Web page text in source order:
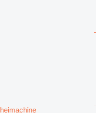
heimachine